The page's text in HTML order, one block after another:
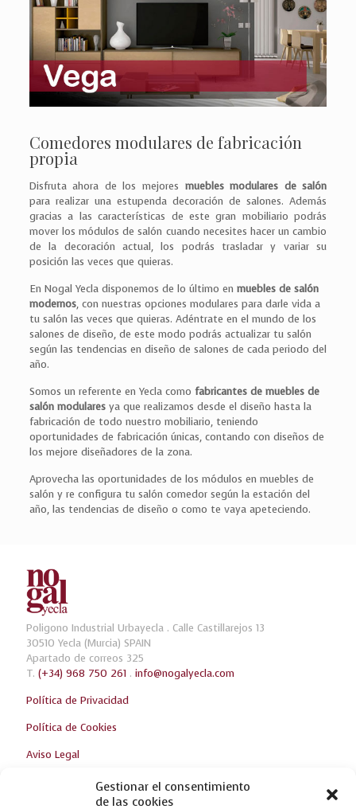
Gestionar el consentimiento
de las cookies
Comedores modulares de fabricación
propia
Disfruta ahora de los mejores muebles modulares de salón
para realizar una estupenda decoración de salones. Además
gracias a las características de este gran mobiliario podrás
mover los módulos de salón cuando necesites hacer un cambio
de la decoración actual, los podrás trasladar y variar su
posición las veces que quieras.
En Nogal Yecla disponemos de lo último en muebles de salón
modernos, con nuestras opciones modulares para darle vida a
tu salón las veces que quieras. Adéntrate en el mundo de los
salones de diseño, de este modo podrás actualizar tu salón
según las tendencias en diseño de salones de cada periodo del
año.
Somos un referente en Yecla como fabricantes de muebles de
salón modularesya que realizamos desde el diseño hasta la
fabricación de todo nuestro mobiliario, teniendo
oportunidades de fabricación únicas, contando con diseños de
los mejore diseñadores de la zona.
Aprovecha las oportunidades de los módulos en muebles de
salón y re configura tu salón comedor según la estación del
año, las tendencias de diseño o como te vaya apeteciendo.
Poligono Industrial Urbayecla . Calle Castillarejos 13
30510 Yecla (Murcia) SPAIN
Apartado de correos 325
T. (+34) 968 750 261 . info@nogalyecla.com
Política de Privacidad
Política de Cookies
Aviso Legal
Ultimas Noticias